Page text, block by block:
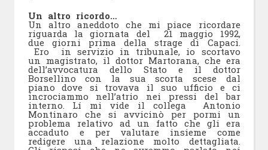
Un altro ricordo…
Un altro aneddoto che mi piace ricordare
riguarda la giornata del 21 maggio 1992,
due giorni prima della strage di Capaci.
Ero in servizio in tribunale, io scortavo
un magistrato, il dottor Martorana, che era
dell’avvocatura dello Stato e il dottor
Borsellino con la sua scorta scese dal
piano dove si trovava il suo ufficio e ci
incrociammo nell’atrio nei pressi del bar
interno. Lí mi vide il collega Antonio
Montinaro che si avvicinò per pormi un
problema relativo ad un fatto che gli era
accaduto e per valutare insieme come
redigere una relazione molto dettagliata.